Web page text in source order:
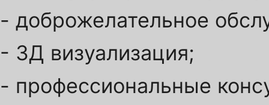
- доброжелательное
- 3Д визуализация;
- профессиональные